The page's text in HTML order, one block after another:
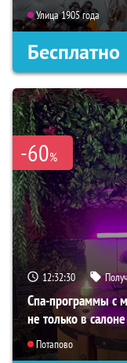
Улица 1905 года
Бесплатно
-60%
12:32:29
Спа-программы с
не только в
Потапово